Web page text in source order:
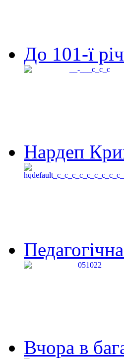
До 101-ї
Нардеп
Вчора в